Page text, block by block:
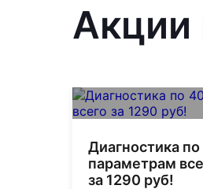
Акции
Диагностика
параметрам
за 1290 руб!